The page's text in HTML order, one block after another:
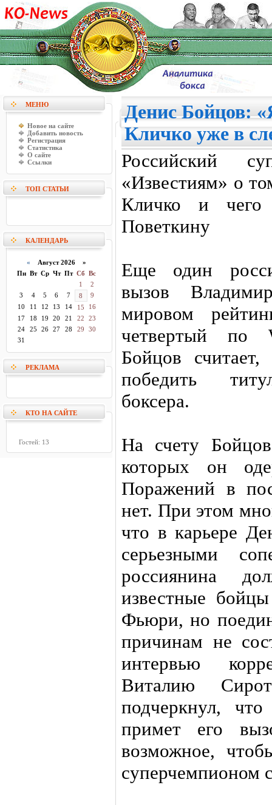
МЕНЮ
Новое на сайте
Добавить новость
Регистрация
Статистика
О сайте
Ссылки
ТОП СТАТЬИ
КАЛЕНДАРЬ
« Август 2026 »
Пн Вт Ср Чт Пт Сб Вс
1
2
3
4 5 6 7 8
9
10
11 12 13 14 15
16
17
18 19 20 21 22
23
24
25 26 27 28 29
30
31
РЕКЛАМА
КТО НА САЙТЕ
Гостей: 13
Денис Бойцов:
Кличко уже в
Российский
«Известиям» о
Кличко и чего
Поветкину
Еще один
вызов
мировом
четвертый по
Бойцов
победить
боксера.
На счету
которых он
Поражений в
нет. При этом
что в карьере
серьезными
россиянина
известные
Фьюри, но
причинам не
интервью
Виталию
подчеркнул,
примет его
возможное,
суперчемпионом